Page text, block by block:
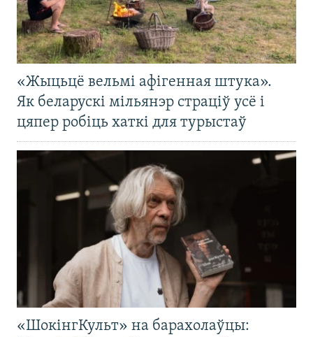
«Жыцьцё вельмі афігенная штука».
Як беларускі мільянэр страціў усё і
цяпер робіць хаткі для турыстаў
«ШокінгКульт» на барахолаўцы: